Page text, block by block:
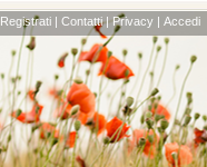
Registrati | Contatti | Privacy | Accedi